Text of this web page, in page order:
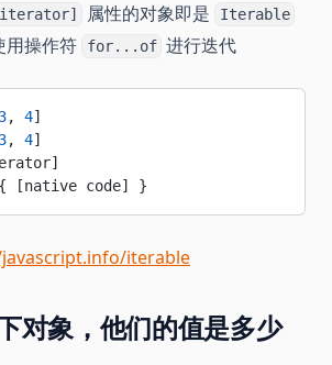
属性的对象即是 Iterable
用操作符 for...of 进行迭代
3, 4]
3, 4]
[native code] }
iterable
对象，他们的值是多少